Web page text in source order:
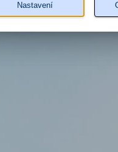
Nastavení